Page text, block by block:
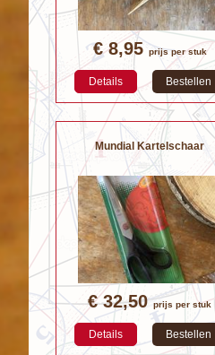
€ 8,95prijs per stuk
Details Bestellen
Mundial Kartelschaar
€ 32,50prijs per stuk
Details Bestellen